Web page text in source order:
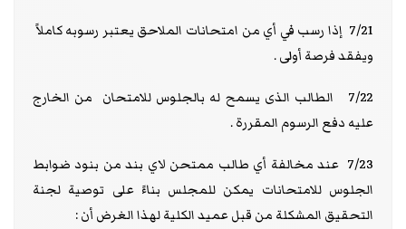
7/21 إذا رسب في أي من امتحانات الملاحق يعتبر رسوبه كاملاً
ويفقد فرصة أولى .
7/22 الطالب الذى يسمح له بالجلوس للامتحان من الخارج
عليه دفع الرسوم المقررة .
7/23 عند مخالفة أي طالب ممتحن لاي بند من بنود ضوابط
الجلوس للامتحانات يمكن للمجلس بناءً على توصية لجنة
التحقيق المشكلة من قبل عميد الكلية لهذا الغرض أن :